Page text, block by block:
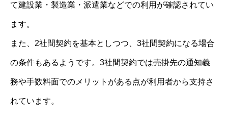
て建設業・製造業・派遣業などでの利用が確認されてい
ます。
また、2社間契約を基本としつつ、3社間契約になる場合
の条件もあるようです。3社間契約では売掛先の通知義
務や手数料面でのメリットがある点が利用者から支持さ
れています。